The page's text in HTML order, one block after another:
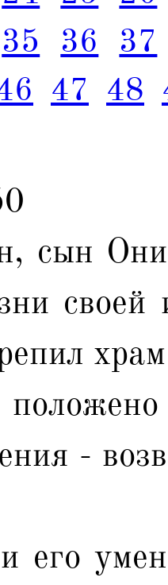
35 36
37
47 48
сын
своей
-
его